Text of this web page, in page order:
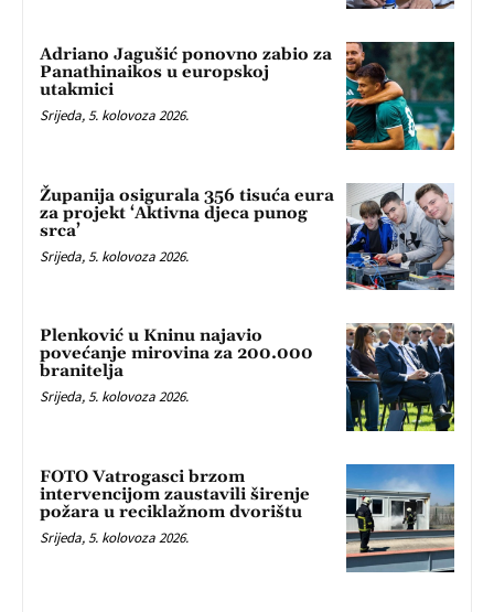
Adriano Jagušić ponovno zabio za
Panathinaikos u europskoj
utakmici
Srijeda, 5. kolovoza 2026.
Županija osigurala 356 tisuća eura
za projekt ‘Aktivna djeca punog
srca’
Srijeda, 5. kolovoza 2026.
Plenković u Kninu najavio
povećanje mirovina za 200.000
branitelja
Srijeda, 5. kolovoza 2026.
FOTO Vatrogasci brzom
intervencijom zaustavili širenje
požara u reciklažnom dvorištu
Srijeda, 5. kolovoza 2026.